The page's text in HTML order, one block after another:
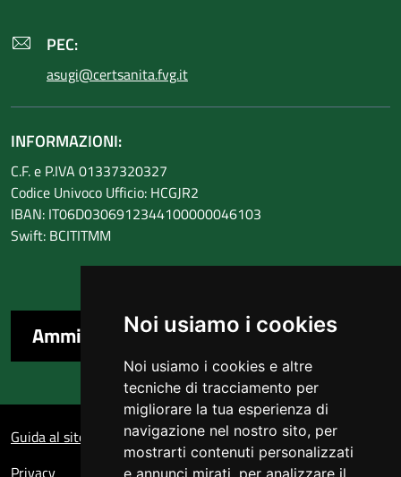
Noi usiamo i cookies
Noi usiamo i cookies e altre
tecniche di tracciamento per
migliorare la tua esperienza di
navigazione nel nostro sito, per
mostrarti contenuti personalizzati
e annunci mirati, per analizzare il
PEC:
asugi@certsanita.fvg.it
INFORMAZIONI:
C.F. e P.IVA 01337320327
Codice Univoco Ufficio: HCGJR2
IBAN: IT06D0306912344100000046103
Swift: BCITITMM
Amministrazione trasparente
Guida al sito
Privacy